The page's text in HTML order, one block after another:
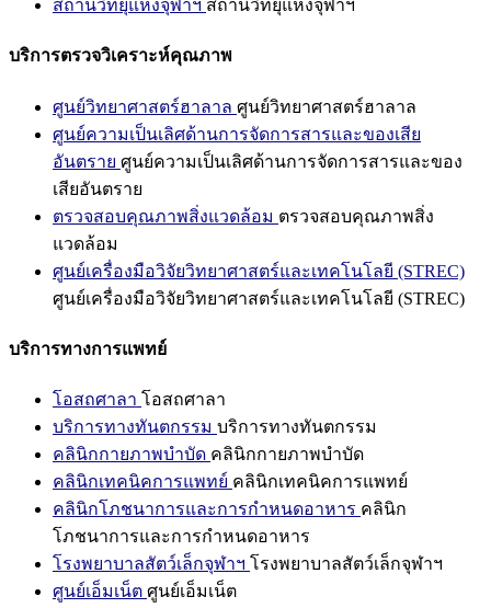
สถานีวิทยุแห่งจุฬาฯ สถานีวิทยุแห่งจุฬาฯ
บริการตรวจวิเคราะห์คุณภาพ
ศูนย์วิทยาศาสตร์ฮาลาล ศูนย์วิทยาศาสตร์ฮาลาล
ศูนย์ความเป็นเลิศด้านการจัดการสารและของเสีย
อันตราย ศูนย์ความเป็นเลิศด้านการจัดการสารและของ
เสียอันตราย
ตรวจสอบคุณภาพสิ่งแวดล้อม ตรวจสอบคุณภาพสิ่ง
แวดล้อม
ศูนย์เครื่องมือวิจัยวิทยาศาสตร์และเทคโนโลยี (STREC)
ศูนย์เครื่องมือวิจัยวิทยาศาสตร์และเทคโนโลยี (STREC)
บริการทางการแพทย์
โอสถศาลา โอสถศาลา
บริการทางทันตกรรม บริการทางทันตกรรม
คลินิกกายภาพบำบัด คลินิกกายภาพบำบัด
คลินิกเทคนิคการแพทย์ คลินิกเทคนิคการแพทย์
คลินิกโภชนาการและการกำหนดอาหาร คลินิก
โภชนาการและการกำหนดอาหาร
โรงพยาบาลสัตว์เล็กจุฬาฯ โรงพยาบาลสัตว์เล็กจุฬาฯ
ศูนย์เอ็มเน็ต ศูนย์เอ็มเน็ต